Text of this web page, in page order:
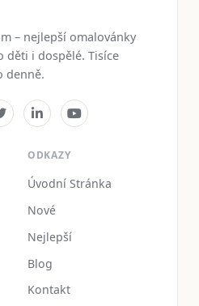
– nejlepší omalovánky
děti i dospělé. Tisíce
denně.
ODKAZY
Úvodní Stránka
Nové
Nejlepší
Blog
Kontakt